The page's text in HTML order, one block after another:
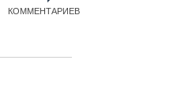
КОММЕНТАРИЕВ